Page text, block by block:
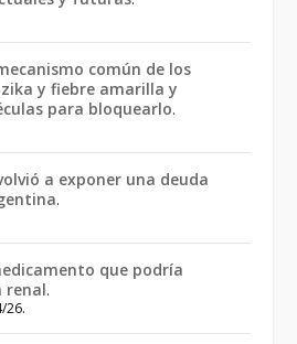
común de los
y fiebre amarilla y
para bloquearlo.
a exponer una deuda
.
que podría
renal.
26.